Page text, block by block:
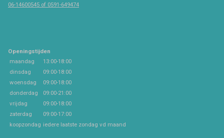
06-14600545 of 0591-649474
Openingstijden
maandag
13:00-18:00
dinsdag
09:00-18:00
woensdag
09:00-18:00
donderdag
09:00-21:00
vrijdag
09:00-18:00
zaterdag
09:00-17:00
koopzondag iedere laatste zondag vd maand